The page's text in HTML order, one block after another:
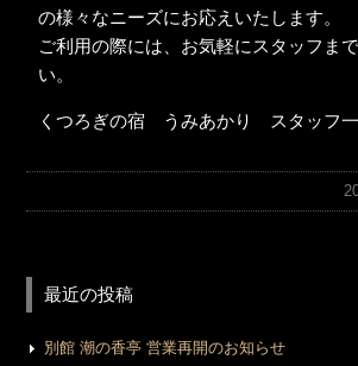
の様々なニーズにお応えいたします。
ご利用の際には、お気軽にスタッフま
い。
くつろぎの宿 うみあかり スタッフ
最近の投稿
別館 潮の香亭 営業再開のお知らせ